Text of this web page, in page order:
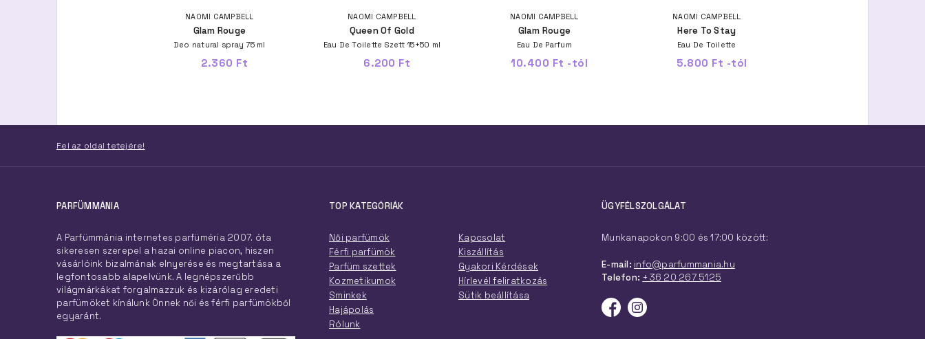
NAOMI CAMPBELL
Glam Rouge
Deo natural spray 75 ml
2.360 Ft
NAOMI CAMPBELL
Queen Of Gold
Eau De Toilette Szett 15+50 ml
6.200 Ft
NAOMI CAMPBELL
Glam Rouge
Eau De Parfum
10.400 Ft -tól
NAOMI CAMPBELL
Here To Stay
Eau De Toilette
5.800 Ft -tól
Fel az oldal tetejére!
PARFÜMMÁNIA
A Parfümmánia internetes parfüméria 2007. óta
sikeresen szerepel a hazai online piacon, hiszen
vásárlóink bizalmának elnyerése és megtartása a
legfontosabb alapelvünk. A legnépszerűbb
világmárkákat forgalmazzuk és kizárólag eredeti
parfümöket kínálunk Önnek női és férfi parfümökből
egyaránt.
TOP KATEGÓRIÁK
Női parfümök
Férfi parfümök
Parfüm szettek
Kozmetikumok
Sminkek
Hajápolás
Rólunk
Kapcsolat
Kiszállítás
Gyakori Kérdések
Hírlevél feliratkozás
Sütik beállítása
ÜGYFÉLSZOLGÁLAT
Munkanapokon 9:00 és 17:00 között:
E-mail: info@parfummania.hu
Telefon: +36 20 267 5125